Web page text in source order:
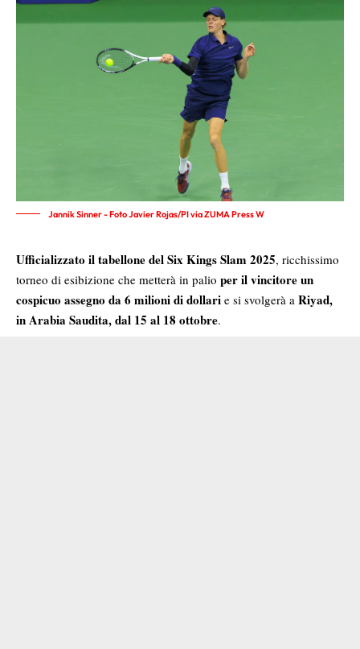
Jannik Sinner - Foto Javier Rojas/PI via ZUMA Press W
Ufficializzato il tabellone del Six Kings Slam 2025, ricchissimo
torneo di esibizione che metterà in palio per il vincitore un
cospicuo assegno da 6 milioni di dollari e si svolgerà a Riyad,
inArabia Saudita, dal 15 al 18 ottobre.